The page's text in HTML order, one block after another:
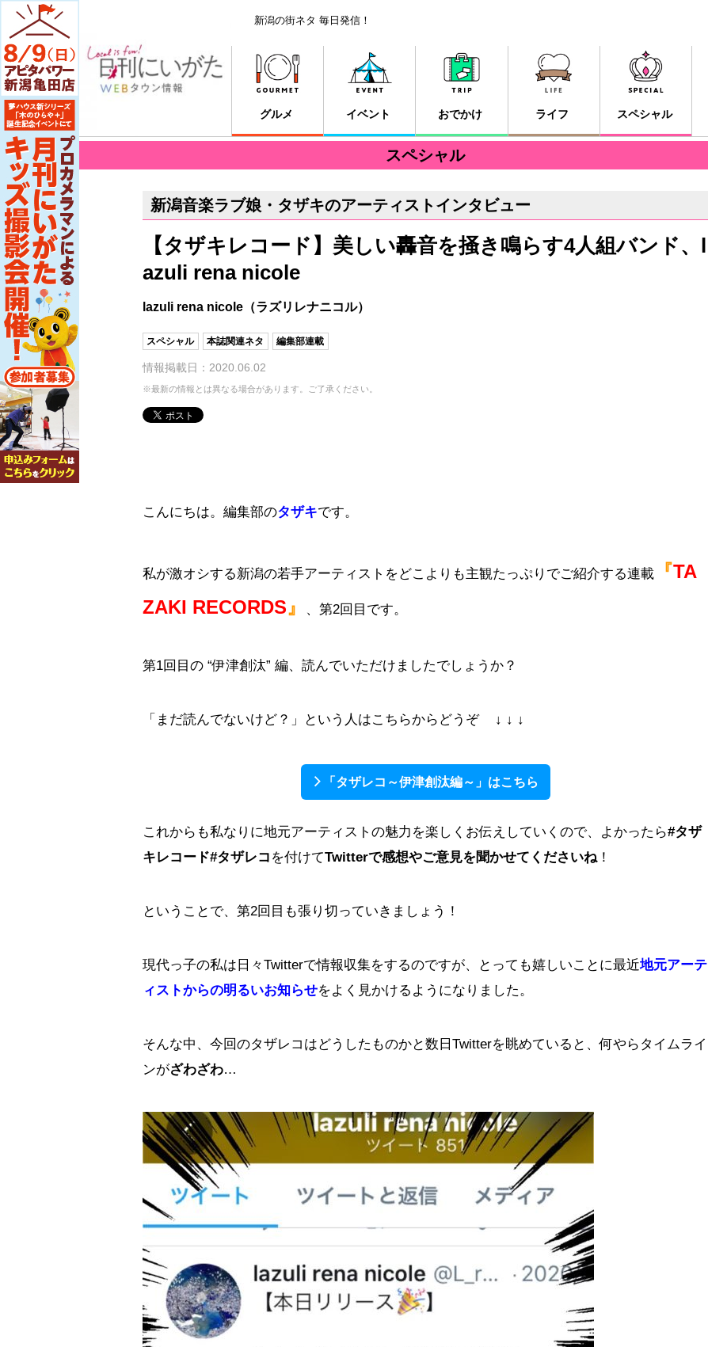
新潟の街ネタ 毎日発信！
グルメ イベント おでかけ ライフ スペシャル
スペシャル
新潟音楽ラブ娘・タザキのアーティストインタビュー
【タザキレコード】美しい轟音を掻き鳴らす4人組バンド、l
azuli rena nicole
lazuli rena nicole（ラズリレナニコル）
スペシャル 本誌関連ネタ 編集部連載
情報掲載日：2020.06.02
※最新の情報とは異なる場合があります。ご了承ください。
こんにちは。編集部のタザキです。
私が激オシする新潟の若手アーティストをどこよりも主観たっぷりでご紹介する連載 『TA
ZAKI RECORDS』 、第2回目です。
第1回目の “伊津創汰” 編、読んでいただけましたでしょうか？
「まだ読んでないけど？」という人はこちらからどうぞ ↓ ↓ ↓
「タザレコ～伊津創汰編～」はこちら
これからも私なりに地元アーティストの魅力を楽しくお伝えしていくので、よかったら#タザ
キレコード#タザレコ を付けてTwitterで感想やご意見を聞かせてくださいね！
ということで、第2回目も張り切っていきましょう！
現代っ子の私は日々Twitterで情報収集をするのですが、とっても嬉しいことに最近地元アーテ
ィストからの明るいお知らせをよく見かけるようになりました。
そんな中、今回のタザレコはどうしたものかと数日Twitterを眺めていると、何やらタイムライ
ンがざわざわ…